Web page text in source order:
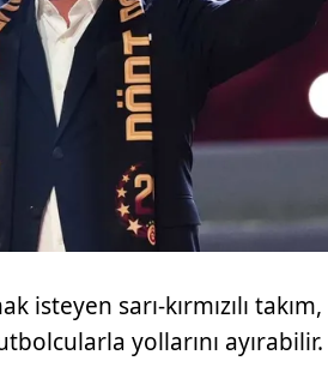
isteyen sarı-kırmızılı takım,
yollarını ayırabilir.